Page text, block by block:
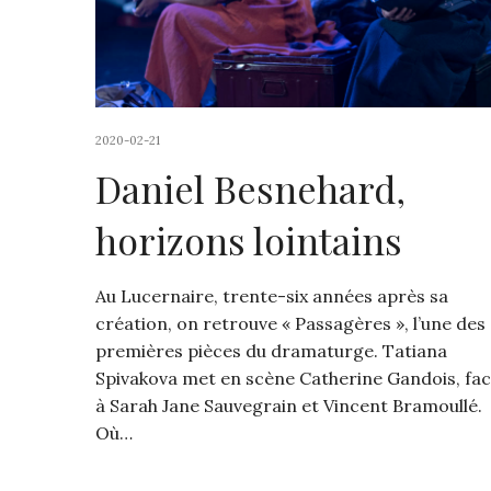
2020-02-21
Daniel Besnehard,
horizons lointains
Au Lucernaire, trente-six années après sa
création, on retrouve « Passagères », l’une des
premières pièces du dramaturge. Tatiana
Spivakova met en scène Catherine Gandois,
à Sarah Jane Sauvegrain et Vincent Bramoullé.
Où…